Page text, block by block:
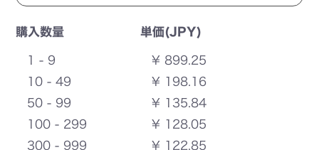
購入数量 単価(JPY)
1 - 9
¥ 899.25
10 - 49
¥ 198.16
50 - 99
¥ 135.84
100 - 299
¥ 128.05
300 - 999
¥ 122.85